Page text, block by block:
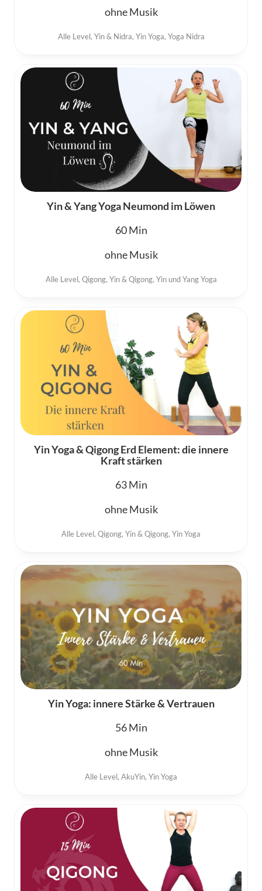
ohne Musik
Alle Level, Yin & Nidra, Yin Yoga, Yoga Nidra
Yin & Yang Yoga Neumond im Löwen
60
ohne Musik
Alle Level, Qigong, Yin & Qigong, Yin und Yang Yoga
Yin Yoga & Qigong Erd Element: die innere
Kraft stärken
63
ohne Musik
Alle Level, Qigong, Yin & Qigong, Yin Yoga
Yin Yoga: innere Stärke & Vertrauen
56
ohne Musik
Alle Level, AkuYin, Yin Yoga